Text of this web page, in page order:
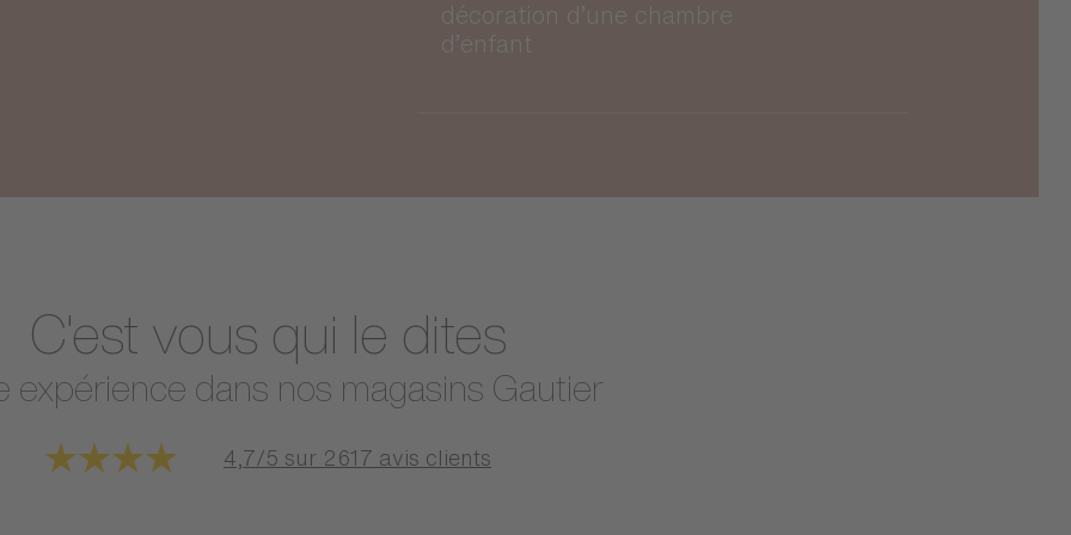
décoration d’une chambre
d’enfant
C'est vous qui le dites
expérience dans nos magasins Gautier
4,7/5 sur 2617 avis clients